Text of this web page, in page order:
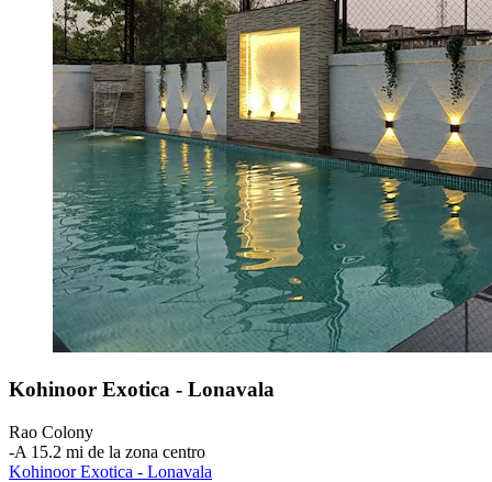
Kohinoor Exotica - Lonavala
Rao Colony
‐A 15.2 mi de la zona centro
Kohinoor Exotica - Lonavala